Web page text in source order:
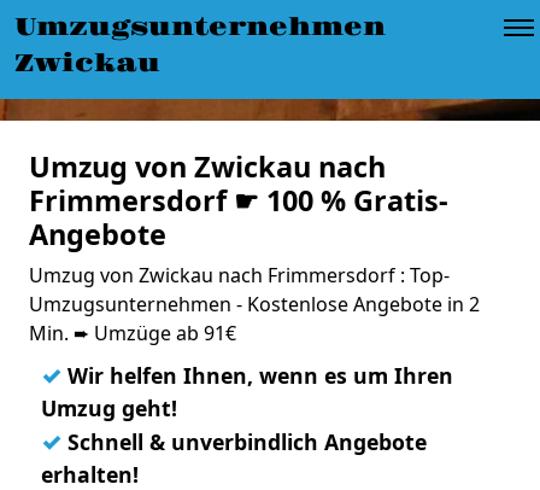
Umzugsunternehmen
Zwickau
Umzug von Zwickau nach
Frimmersdorf ☛ 100 % Gratis-
Angebote
Umzug von Zwickau nach Frimmersdorf : Top-
Umzugsunternehmen - Kostenlose Angebote in 2
Min. ➨ Umzüge ab 91€
✓ Wir helfen Ihnen, wenn es um Ihren
Umzug geht!
✓ Schnell & unverbindlich Angebote
erhalten!